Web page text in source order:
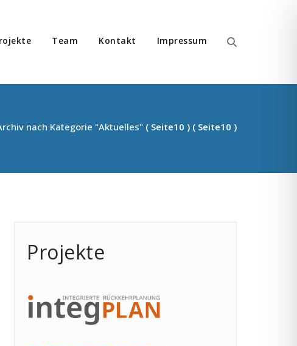
im Bereich Migration
Team Kontakt Impressum
nach Kategorie "Aktuelles" ( Seite10 ) ( Seite10 )
Projekte